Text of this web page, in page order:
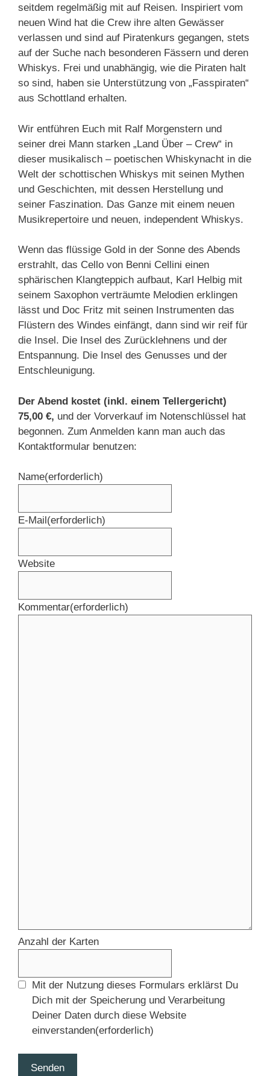
seitdem regelmäßig mit auf Reisen. Inspiriert vom
neuen Wind hat die Crew ihre alten Gewässer
verlassen und sind auf Piratenkurs gegangen, stets
auf der Suche nach besonderen Fässern und deren
Whiskys. Frei und unabhängig, wie die Piraten halt
so sind, haben sie Unterstützung von „Fasspiraten“
aus Schottland erhalten.
Wir entführen Euch mit Ralf Morgenstern und
seiner drei Mann starken „Land Über – Crew“ in
dieser musikalisch – poetischen Whiskynacht in die
Welt der schottischen Whiskys mit seinen Mythen
und Geschichten, mit dessen Herstellung und
seiner Faszination. Das Ganze mit einem neuen
Musikrepertoire und neuen, independent Whiskys.
Wenn das flüssige Gold in der Sonne des Abends
erstrahlt, das Cello von Benni Cellini einen
sphärischen Klangteppich aufbaut, Karl Helbig mit
seinem Saxophon verträumte Melodien erklingen
lässt und Doc Fritz mit seinen Instrumenten das
Flüstern des Windes einfängt, dann sind wir reif für
die Insel. Die Insel des Zurücklehnens und der
Entspannung. Die Insel des Genusses und der
Entschleunigung.
Der Abend kostet (inkl. einem Tellergericht)
75,00 €, und der Vorverkauf im Notenschlüssel hat
begonnen. Zum Anmelden kann man auch das
Kontaktformular benutzen:
Name(erforderlich)
E-Mail(erforderlich)
Website
Kommentar(erforderlich)
Anzahl der Karten
Mit der Nutzung dieses Formulars erklärst Du
Dich mit der Speicherung und Verarbeitung
Deiner Daten durch diese Website
einverstanden(erforderlich)
Senden